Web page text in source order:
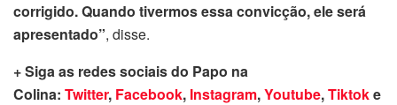
corrigido. Quando tivermos essa convicção, ele será
apresentado”, disse.
+ Siga as redes sociais do Papo na
Colina: Twitter, Facebook, Instagram,Youtube,Tiktoke